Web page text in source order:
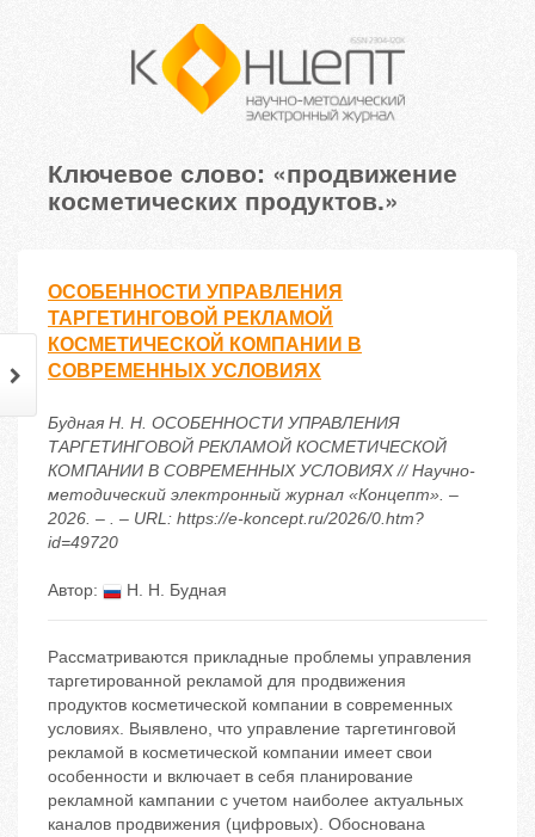
Ключевое слово: «продвижение
косметических продуктов.»
ОСОБЕННОСТИ УПРАВЛЕНИЯ
ТАРГЕТИНГОВОЙ РЕКЛАМОЙ
КОСМЕТИЧЕСКОЙ КОМПАНИИ В
СОВРЕМЕННЫХ УСЛОВИЯХ
Будная Н. Н. ОСОБЕННОСТИ УПРАВЛЕНИЯ
ТАРГЕТИНГОВОЙ РЕКЛАМОЙ КОСМЕТИЧЕСКОЙ
КОМПАНИИ В СОВРЕМЕННЫХ УСЛОВИЯХ // Научно-
методический электронный журнал «Концепт». –
2026. – . – URL: https://e-koncept.ru/2026/0.htm?
id=49720
Автор: Н. Н. Будная
Рассматриваются прикладные проблемы управления
таргетированной рекламой для продвижения
продуктов косметической компании в современных
условиях. Выявлено, что управление таргетинговой
рекламой в косметической компании имеет свои
особенности и включает в себя планирование
рекламной кампании с учетом наиболее актуальных
каналов продвижения (цифровых). Обоснована